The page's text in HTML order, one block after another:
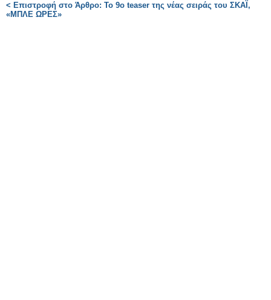
< Επιστροφή στο Άρθρο: Το 9ο teaser της νέας σειράς του ΣΚΑΪ,
«ΜΠΛΕ ΩΡΕΣ»